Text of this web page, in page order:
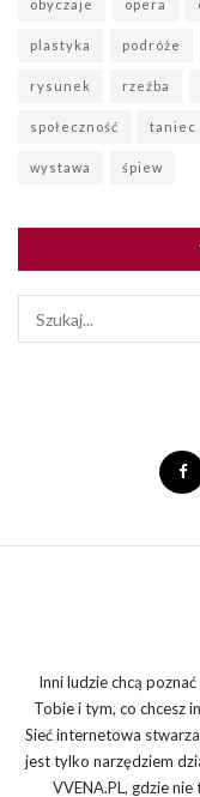
obyczaje opera
plastyka podróże
rysunek rzeźba
społeczność taniec
wystawa śpiew
Inni ludzie chcą
Tobie i tym, co chcesz
Sieć internetowa
jest tylko narzędziem
VVENA.PL, gdzie